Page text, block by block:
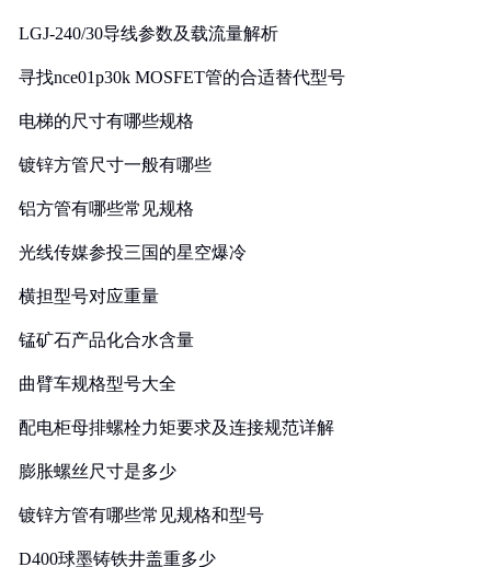
LGJ-240/30导线参数及载流量解析
寻找nce01p30k MOSFET管的合适替代型号
电梯的尺寸有哪些规格
镀锌方管尺寸一般有哪些
铝方管有哪些常见规格
光线传媒参投三国的星空爆冷
横担型号对应重量
锰矿石产品化合水含量
曲臂车规格型号大全
配电柜母排螺栓力矩要求及连接规范详解
膨胀螺丝尺寸是多少
镀锌方管有哪些常见规格和型号
D400球墨铸铁井盖重多少